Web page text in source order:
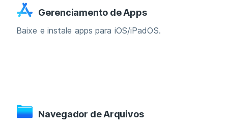
Gerenciamento de Apps
Baixe e instale apps para iOS/iPadOS.
Navegador de Arquivos